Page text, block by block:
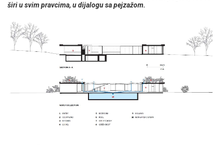
širi u svim pravcima, u dijalogu sa pejzažom.